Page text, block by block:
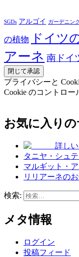
SGDs アルゴイ ガーデニン
の植物
ドイツ
アーネ 南ドイ
プライバシーと
Cookie のコントロ
お気に入りの
タニヤ・シュ
マルギット・
リリアーネの
検索:
メタ情報
ログイン
投稿フィード